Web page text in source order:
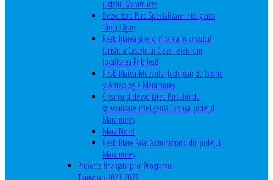
județul Maramureș
Dezvoltare Parc Specializare Inteligentă
Târgu Lăpuș
Reabilitarea și valorificarea în circuitul
turistic a Castelului Geza Teleki din
localitatea Pribilești
Reabilitarea Muzeului Județean de Istorie
și Arheologie Maramureș
Crearea și dezvoltarea Parcului de
specializare inteligentă Fărcașa, județul
Maramureș
Mara Nord
Reabilitare Palat Administrativ din județul
Maramureș
Proiecte finanțate prin Programul
Transport 2021-2027